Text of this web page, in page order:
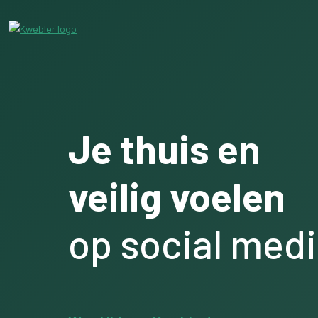
Je thuis en
veilig voelen
op social